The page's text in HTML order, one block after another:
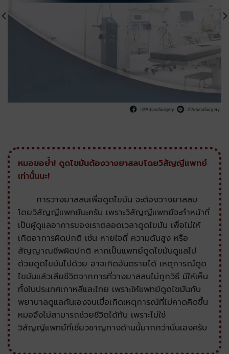
หมอขอย้ำ! ดูดไขมันต้องวางยาสลบโดยวิสัญญีแพทย์
เท่านั้นนะ!
การวางยาสลบเพื่อดูดไขมัน จะต้องวางยาสลบ
โดยวิสัญญีแพทย์นะครับ เพราะวิสัญญีแพทย์จะทำหน้าที่
เป็นผู้ดูแลอาการของเราตลอดเวลาดูดไขมัน เพื่อไม่ให้
เกิดอาการผิดปกติ เช่น หายใจถี่ ความดันสูง หรือ
สัญญาณชีพผิดปกติ หากเป็นแพทย์ดูดไขมันดูแลไป
ด้วยดูดไขมันไปด้วย อาจเกิดอันตรายได้ เหตุการณ์ดูด
ไขมันแล้วเสียชีวิตจากการที่วางยาสลบไม่ถูกวิธี มีให้เห็น
ทั้งในประเทศเกาหลีและไทย เพราะให้แพทย์ดูดไขมันกับ
พยาบาลดูแลกันเองจนเมื่อเกิดเหตุการณ์ที่ไม่คาดคิดขึ้น
หมอจึงไม่สามารถช่วยชีวิตได้ทัน เพราะไม่ใช่
วิสัญญีแพทย์ที่เชี่ยวชาญทางด้านนี้มากกว่านั่นเองครับ